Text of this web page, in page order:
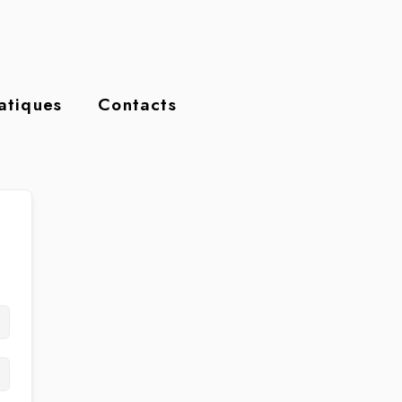
Contacts